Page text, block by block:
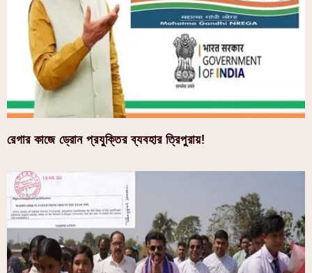
রেগার কাজে ড্রোন প্রযুক্তির ব্যবহার ত্রিপুরায়!